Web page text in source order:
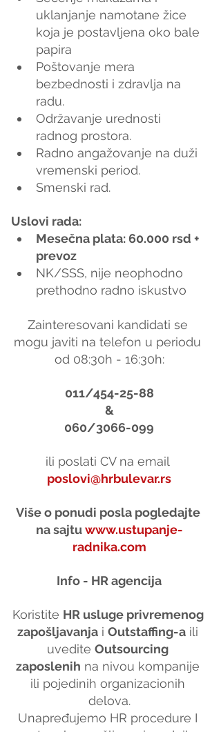
uklanjanje namotane žice
koja je postavljena oko bale
papira
Poštovanje mera
bezbednosti i zdravlja na
radu.
Održavanje urednosti
radnog prostora.
Radno angažovanje na duži
vremenski period.
Smenski rad.
Uslovi rada:
Mesečna plata: 60.000 rsd +
prevoz
NK/SSS, nije neophodno
prethodno radno iskustvo
Zainteresovani kandidati se
mogu javiti na telefon u periodu
od 08:30h - 16:30h:
011/454-25-88
&
060/3066-099
ili poslati CV na email
poslovi@hrbulevar.rs
Više o ponudi posla pogledajte
na sajtu www.ustupanje-
radnika.com
Info - HR agencija
Koristite HR usluge privremenog
zapošljavanja i Outstaffing-a ili
uvedite Outsourcing
zaposlenih na nivou kompanije
ili pojedinih organizacionih
delova.
Unapređujemo HR procedure I